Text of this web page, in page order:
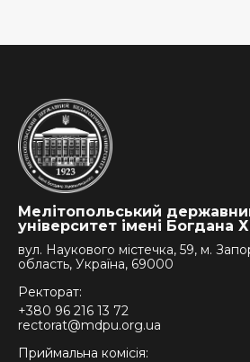
Мелітопольський
університет імені Богдана
вул. Наукового містечка, 59, м.
область, Україна, 69000
Ректорат:
+380 96 216 13 72
rectorat@mdpu.org.ua
Приймальна комісія: